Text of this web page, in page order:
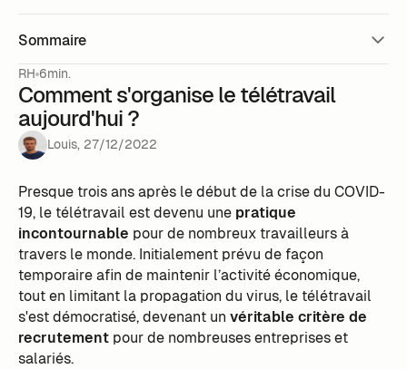
Sommaire
RH 6min.
Comment s'organise le télétravail
aujourd'hui ?
Louis, 27/12/2022
Presque trois ans après le début de la crise du COVID-
19, le télétravail est devenu une pratique
incontournable pour de nombreux travailleurs à
travers le monde. Initialement prévu de façon
temporaire afin de maintenir l’activité économique,
tout en limitant la propagation du virus, le télétravail
s'est démocratisé, devenant un véritable critère de
recrutementpour de nombreuses entreprises et
salariés.